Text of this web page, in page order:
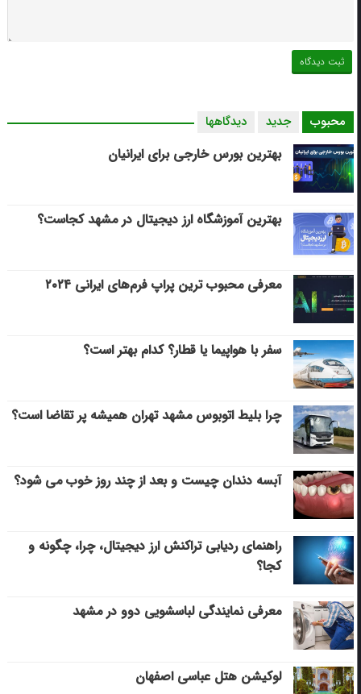
محبوب جدید دیدگاهها
بهترین بورس خارجی برای ایرانیان
بهترین آموزشگاه ارز دیجیتال در مشهد کجاست؟
معرفی محبوب ترین پراپ فرم‌های ایرانی ۲۰۲۴
سفر با هواپیما یا قطار؟ کدام بهتر است؟
چرا بلیط اتوبوس مشهد تهران همیشه پر تقاضا است؟
آبسه دندان چیست و بعد از چند روز خوب می‌ شود؟
راهنمای ردیابی تراکنش ارز دیجیتال، چرا، چگونه و
کجا؟
معرفی نمایندگی لباسشویی دوو در مشهد
لوکیشن هتل عباسی اصفهان